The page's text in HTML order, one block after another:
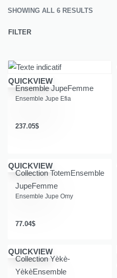
SHOWING ALL 6 RESULTS
FILTER
QUICKVIEW
Ensemble JupeFemme
Ensemble Jupe Efia
237.05$
QUICKVIEW
Collection TotemEnsemble
JupeFemme
Ensemble Jupe Omy
77.04$
QUICKVIEW
Collection Yèkè-
YèkèEnsemble